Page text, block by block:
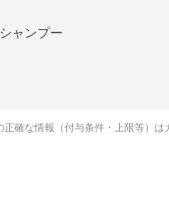
シャンプー
確な情報（付与条件・上限等）